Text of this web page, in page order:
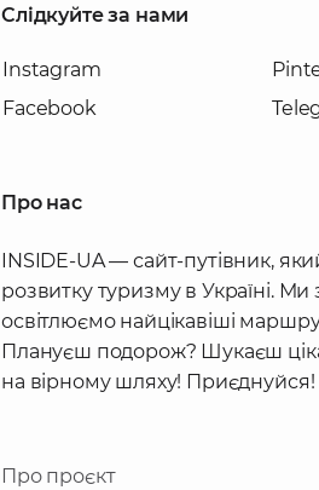
Слідкуйте за нами
Instagram
Facebook
Про нас
INSIDE-UA — сайт-путівник,
розвитку туризму в Україні. Ми
освітлюємо найцікавіші
Плануєш подорож? Шукаєш
на вірному шляху! Приєднуйся!
Про проєкт